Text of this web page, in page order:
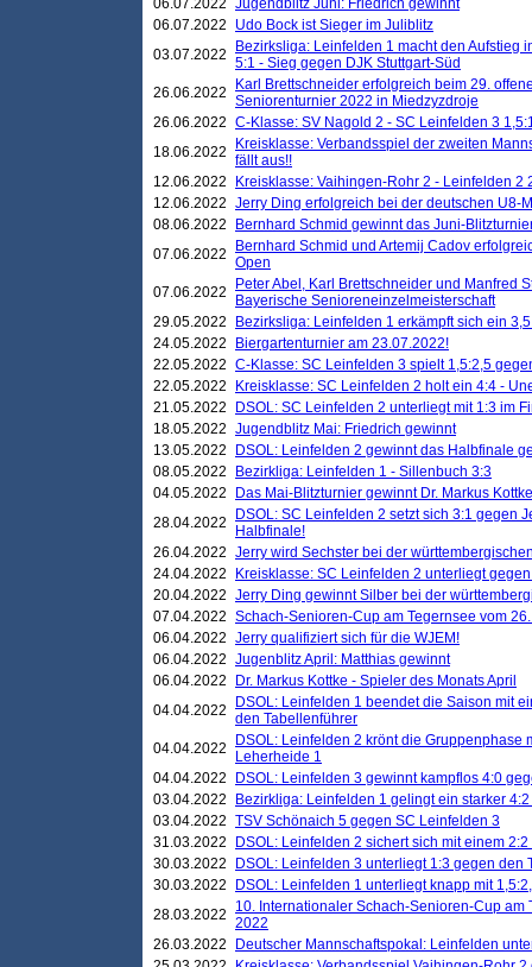
06.07.2022 Jugendblitz Juni: Friedrich gewinnt
06.07.2022
Udo Bock ist Sieger im Juliblitz
03.07.2022
Bezirksliga: Leinfelden 1 macht den Aufstieg
5:1 - Sieg gegen DJK Stuttgart-Süd
26.06.2022
Karl Brettschneider erfolgreich beim 29.
Seniorenturnier 2022 in Miedzyzdroje
26.06.2022 C-Klasse: SV Nagold 2 - SC Leinfelden 3
18.06.2022
Kreisklasse: Verbandsspiel der zweiten
fällt aus!!
12.06.2022
Kreisklasse: Vaihingen-Rohr 2 - Leinfelden 2
12.06.2022 Jerry Ding erfolgreich bei der deutschen U8-
08.06.2022
Bernhard Schmid gewinnt das Juni-
07.06.2022
Bernhard Schmid und Artemij Cadov
Open
07.06.2022
Peter Abel, Karl Brettschneider und Manfred
Bayerische Senioreneinzelmeisterschaft
29.05.2022
Bezirksliga: Leinfelden 1 erkämpft sich ein
24.05.2022
Biergartenturnier am 23.07.2022!
22.05.2022 C-Klasse: SC Leinfelden 3 spielt 1,5:2,5
22.05.2022
Kreisklasse: SC Leinfelden 2 holt ein 4:4 -
21.05.2022
DSOL: SC Leinfelden 2 unterliegt mit 1:3 im
18.05.2022 Jugendblitz Mai: Friedrich gewinnt
13.05.2022
DSOL: Leinfelden 2 gewinnt das Halbfinale
08.05.2022
Bezirkliga: Leinfelden 1 - Sillenbuch 3:3
04.05.2022
Das Mai-Blitzturnier gewinnt Dr. Markus
28.04.2022
DSOL: SC Leinfelden 2 setzt sich 3:1 gegen
Halbfinale!
26.04.2022 Jerry wird Sechster bei der
24.04.2022
Kreisklasse: SC Leinfelden 2 unterliegt
20.04.2022 Jerry Ding gewinnt Silber bei der
07.04.2022 Schach-Senioren-Cup am Tegernsee vom
06.04.2022 Jerry qualifiziert sich für die WJEM!
06.04.2022 Jugenblitz April: Matthias gewinnt
06.04.2022
Dr. Markus Kottke - Spieler des Monats April
04.04.2022
DSOL: Leinfelden 1 beendet die Saison mit
den Tabellenführer
04.04.2022
DSOL: Leinfelden 2 krönt die Gruppenphase
Leherheide 1
04.04.2022
DSOL: Leinfelden 3 gewinnt kampflos 4:0
03.04.2022
Bezirkliga: Leinfelden 1 gelingt ein starker
03.04.2022 TSV Schönaich 5 gegen SC Leinfelden 3
31.03.2022
DSOL: Leinfelden 2 sichert sich mit einem
30.03.2022
DSOL: Leinfelden 3 unterliegt 1:3 gegen den
30.03.2022
DSOL: Leinfelden 1 unterliegt knapp mit
28.03.2022
10. Internationaler Schach-Senioren-Cup am
2022
26.03.2022
Deutscher Mannschaftspokal: Leinfelden